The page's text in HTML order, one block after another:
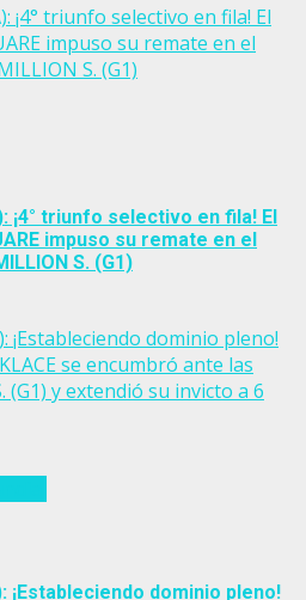
¡4° triunfo selectivo en fila! El
impuso su remate en el
S. (G1)
¡4° triunfo selectivo en fila! El
impuso su remate en el
S. (G1)
¡Estableciendo dominio pleno!
se encumbró ante las
(G1) y extendió su invicto a 6
¡Estableciendo dominio pleno!